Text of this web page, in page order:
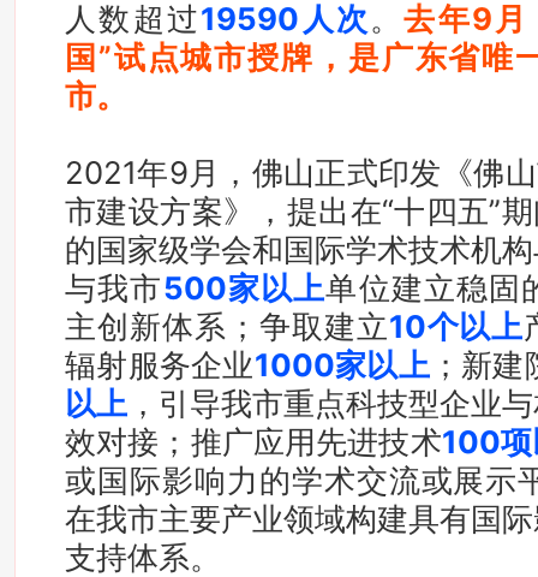
人数超过19590人次。去年9月
国”试点城市授牌，是广东省唯
市。
2021年9月，佛山正式印发《佛
市建设方案》，提出在“十四五”
的国家级学会和国际学术技术机
与我市500家以上单位建立稳固
主创新体系；争取建立10个以上
辐射服务企业1000家以上；新建
以上 ，引导我市重点科技型企业
效对接；推广应用先进技术100项
或国际影响力的学术交流或展示
在我市主要产业领域构建具有国
支持体系。